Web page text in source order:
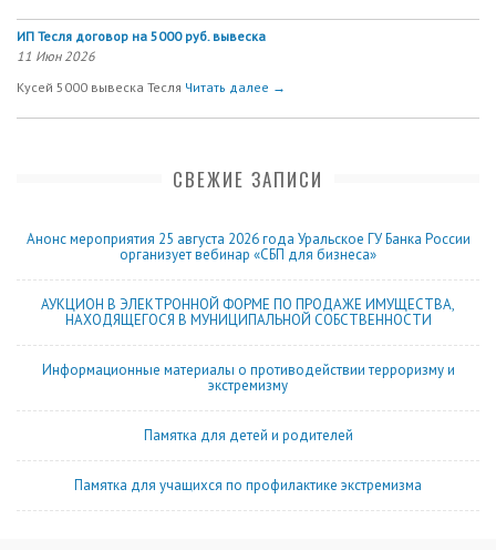
ИП Тесля договор на 5000 руб. вывеска
11 Июн 2026
Кусей 5000 вывеска Тесля Читать далее →
СВЕЖИЕ ЗАПИСИ
Анонс мероприятия 25 августа 2026 года Уральское ГУ Банка России
организует вебинар «СБП для бизнеса»
АУКЦИОН В ЭЛЕКТРОННОЙ ФОРМЕ ПО ПРОДАЖЕ ИМУЩЕСТВА,
НАХОДЯЩЕГОСЯ В МУНИЦИПАЛЬНОЙ СОБСТВЕННОСТИ
Информационные материалы о противодействии терроризму и
экстремизму
Памятка для детей и родителей
Памятка для учащихся по профилактике экстремизма